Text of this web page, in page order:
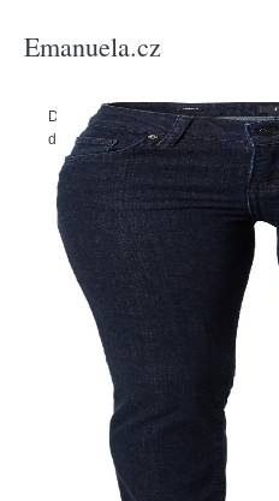
Emanuela.cz
Domů /Produkty/Ženy/Oblečení/
džínovina